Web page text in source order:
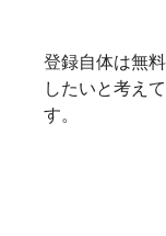
登録自体は無
したいと考え
す。